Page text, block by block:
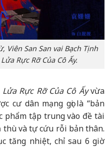
Viên San San vai Bạch Tịnh
Rực Rỡ Của Cô Ấy.
Rực Rỡ Của Cô Ấyvừa
cư dân mạng gọi là “bản
phẩm tập trung vào đề tài
và tự cứu rỗi bản thân.
tăng nhiệt, chỉ sau 6 giờ